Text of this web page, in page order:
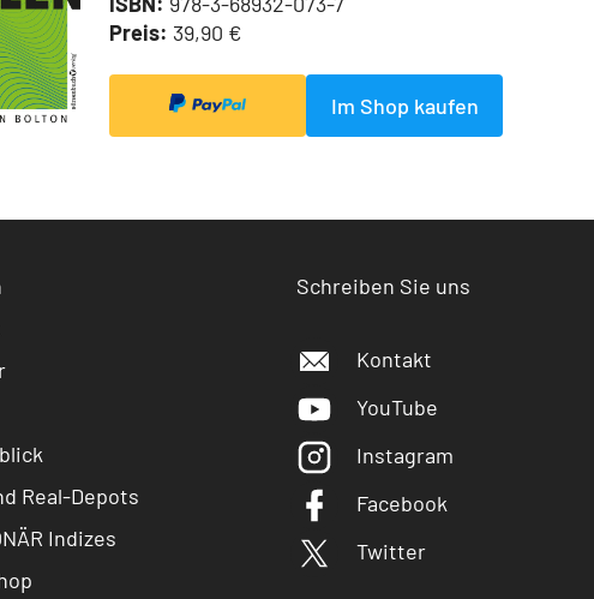
Preis: 39,90 €
Im Shop kaufen
Real-Depots
Indizes
Schreiben Sie uns
Kontakt
YouTube
Instagram
Facebook
Twitter